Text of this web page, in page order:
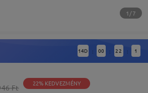
1/7
14D : 00 : 22 : 1
Ft 22% KEDVEZMÉNY